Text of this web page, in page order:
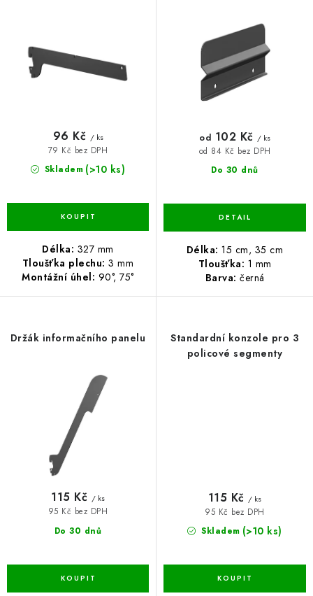
Skladem (>10 ks)
79 Kč bez DPH
96 Kč / ks
Délka: 327 mm
Tloušťka plechu: 3 mm
Montážní úhel: 90°, 75°
Do 30 dnů
od 84 Kč bez DPH
od 102 Kč / ks
Délka: 15 cm, 35 cm
Tloušťka: 1 mm
Barva: černá
Držák informačního panelu
Do 30 dnů
95 Kč bez DPH
115 Kč / ks
Standardní konzole pro 3
policové segmenty
Skladem (>10 ks)
95 Kč bez DPH
115 Kč / ks